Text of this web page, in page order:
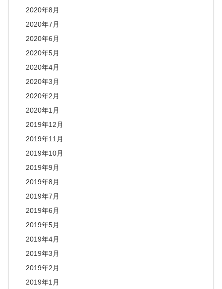
2020年8月
2020年7月
2020年6月
2020年5月
2020年4月
2020年3月
2020年2月
2020年1月
2019年12月
2019年11月
2019年10月
2019年9月
2019年8月
2019年7月
2019年6月
2019年5月
2019年4月
2019年3月
2019年2月
2019年1月